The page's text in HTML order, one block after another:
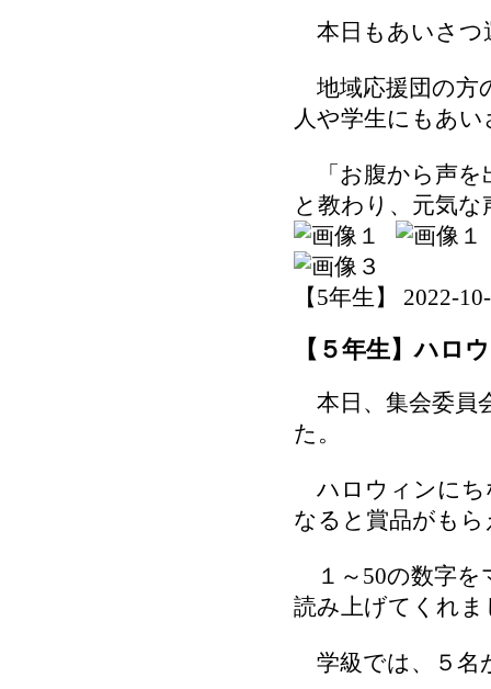
本日もあいさつ
地域応援団の方
人や学生にもあ
「お腹から声を
と教わり、元気
【5年生】 2022-
【５年生】ハロ
本日、集会委員
た。
ハロウィンにち
なると賞品がも
１～50の数字を
読み上げてくれま
学級では、５名